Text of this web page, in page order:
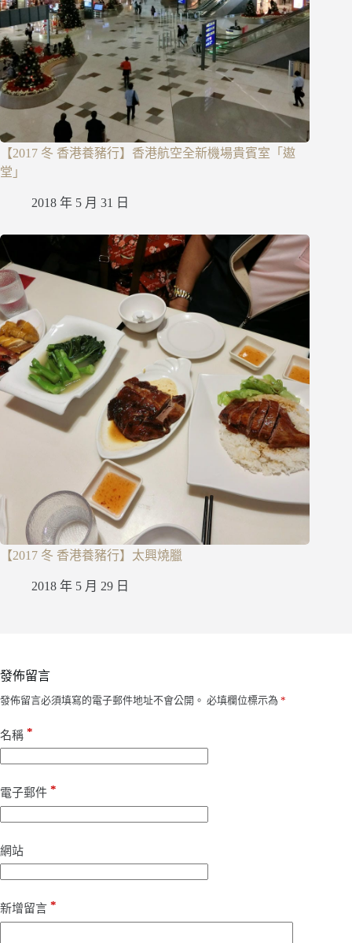
【2017 冬 香港養豬行】香港航空全新機場貴賓室「遨
堂」
2018 年 5 月 31 日
【2017 冬 香港養豬行】太興燒臘
2018 年 5 月 29 日
發佈留言
發佈留言必須填寫的電子郵件地址不會公開。 必填欄位標示為 *
名稱 *
電子郵件 *
網站
新增留言 *